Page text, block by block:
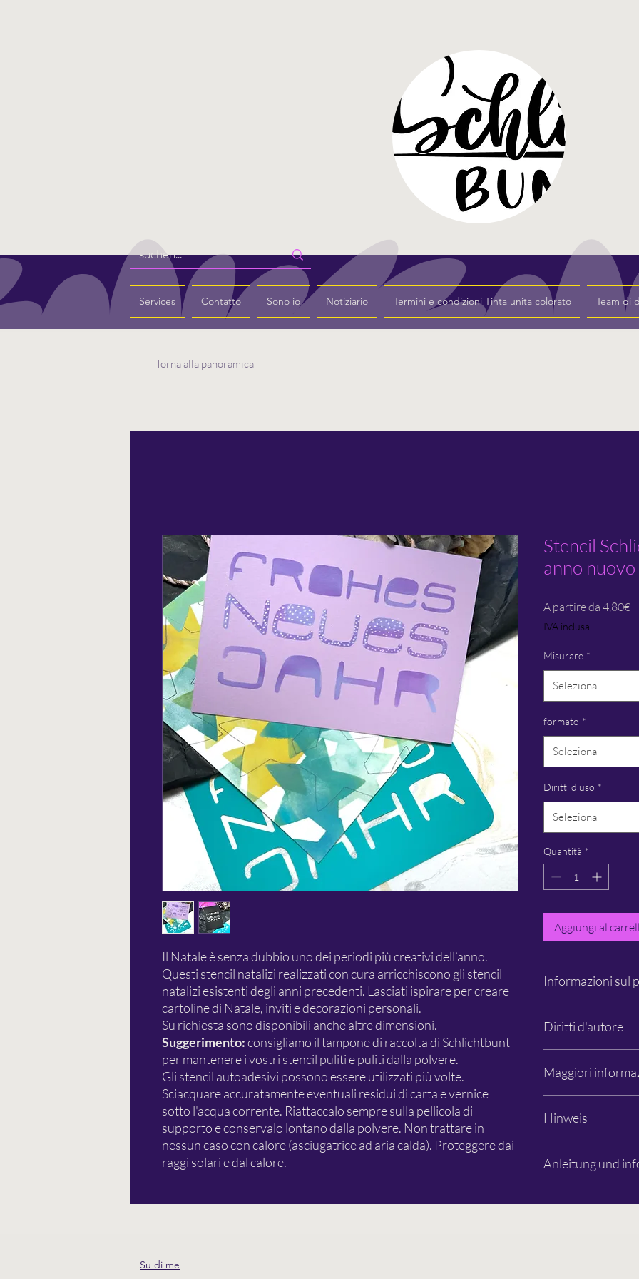
Services Contatto Sono io Notiziario Termini e condizioni Tinta unita colorato Team di
Torna alla panoramica
Il Natale è senza dubbio uno dei periodi più creativi dell’anno.
Questi stencil natalizi realizzati con cura arricchiscono gli stencil
natalizi esistenti degli anni precedenti. Lasciati ispirare per creare
cartoline di Natale, inviti e decorazioni personali.
Su richiesta sono disponibili anche altre dimensioni.
Suggerimento:consigliamo iltampone di raccoltadi Schlichtbunt
per mantenere i vostri stencil puliti e puliti dalla polvere.
Gli stencil autoadesivi possono essere utilizzati più volte.
Sciacquare accuratamente eventuali residui di carta e vernice
sotto l'acqua corrente. Riattaccalo sempre sulla pellicola di
supporto e conservalo lontano dalla polvere. Non trattare in
nessun caso con calore (asciugatrice ad aria calda). Proteggere dai
raggi solari e dal calore.
Stencil
anno nuovo
A partire da 4,80€
IVA inclusa
Misurare *
Seleziona
formato *
Seleziona
Diritti d'uso *
Seleziona
Quantità *
Aggiungi al
Informazioni sul
Erba di mela 6
+49 441 36 10 55 15
Diritti d'autore
interamente da
o principalmente del
Maggiori
Soggetto a modifiche
Hinweis
Dekorationen,
Anleitung und
Su di me